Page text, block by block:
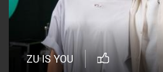
ZU IS YOU